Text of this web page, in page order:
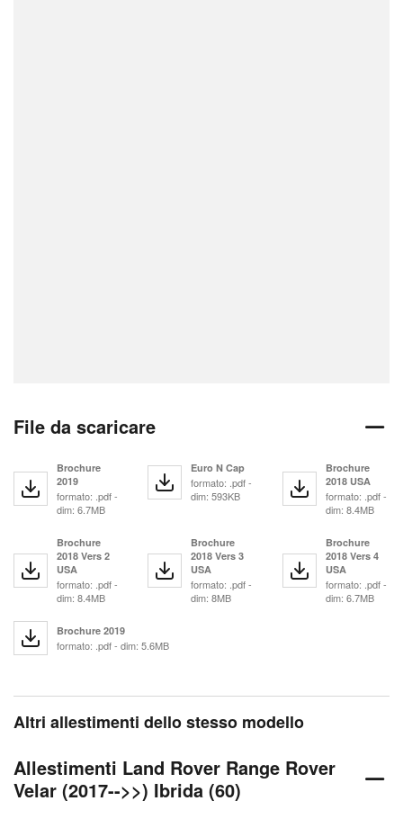
File da scaricare
Brochure
2019
formato: .pdf -
dim: 6.7MB
Euro N Cap
formato: .pdf -
dim: 593KB
Brochure
2018 USA
formato: .pdf -
dim: 8.4MB
Brochure
2018 Vers 2
USA
formato: .pdf -
dim: 8.4MB
Brochure
2018 Vers 3
USA
formato: .pdf -
dim: 8MB
Brochure
2018 Vers 4
USA
formato: .pdf -
dim: 6.7MB
Brochure 2019
formato: .pdf - dim: 5.6MB
Altri allestimenti dello stesso modello
Allestimenti Land Rover Range Rover
Velar (2017-->>) Ibrida (60)